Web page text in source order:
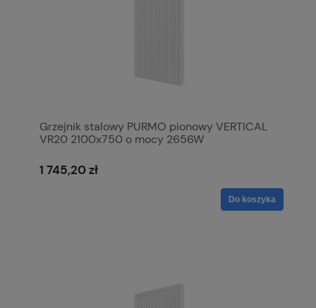
Grzejnik stalowy PURMO pionowy VERTICAL
VR20 2100x750 o mocy 2656W
1 745,20 zł
Do koszyka